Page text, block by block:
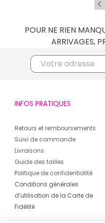
POUR NE RIEN
ARRIVAGES,
INFOS PRATIQUES
Retours et remboursements
Suivi de commande
Livraisons
Guide des tailles
Politique de confidentialité
Conditions générales
d’utilisation de la Carte de
Fidélité